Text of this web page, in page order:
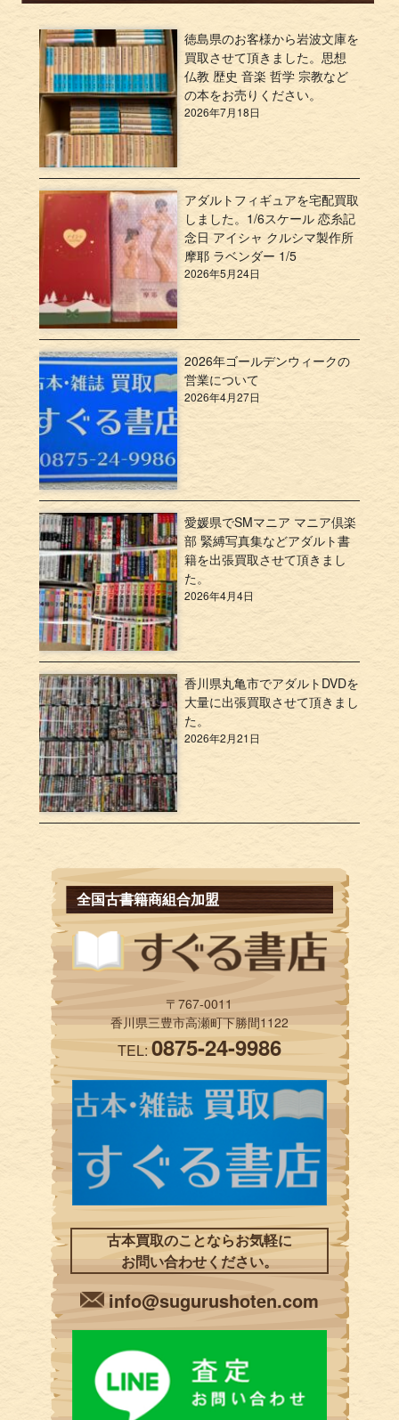
徳島県のお客様から岩波文庫を
買取させて頂きました。思想
仏教 歴史 音楽 哲学 宗教など
の本をお売りください。
2026年7月18日
アダルトフィギュアを宅配買取
しました。1/6スケール 恋糸記
念日 アイシャ クルシマ製作所
摩耶 ラベンダー 1/5
2026年5月24日
2026年ゴールデンウィークの
営業について
2026年4月27日
愛媛県でSMマニア マニア倶楽
部 緊縛写真集などアダルト書
籍を出張買取させて頂きまし
た。
2026年4月4日
香川県丸亀市でアダルトDVDを
大量に出張買取させて頂きまし
た。
2026年2月21日
全国古書籍商組合加盟
〒767-0011
香川県三豊市高瀬町下勝間1122
TEL:0875-24-9986
古本買取のことならお気軽に
お問い合わせください。
info@sugurushoten.com